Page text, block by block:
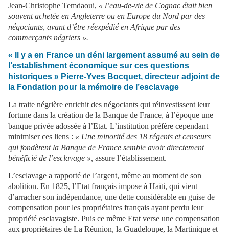
Jean-Christophe Temdaoui, « l’eau-de-vie de Cognac était bien
souvent achetée en Angleterre ou en Europe du Nord par des
négociants, avant d’être réexpédié en Afrique par des
commerçants négriers ».
« Il y a en France un déni largement assumé au sein de
l’establishment économique sur ces questions
historiques » Pierre-Yves Bocquet, directeur adjoint de
la Fondation pour la mémoire de l’esclavage
La traite négrière enrichit des négociants qui réinvestissent leur
fortune dans la création de la Banque de France, à l’époque une
banque privée adossée à l’Etat. L’institution préfère cependant
minimiser ces liens : « Une minorité des 18 régents et censeurs
qui fondèrent la Banque de France semble avoir directement
bénéficié de l’esclavage », assure l’établissement.
L’esclavage a rapporté de l’argent, même au moment de son
abolition. En 1825, l’Etat français impose à Haïti, qui vient
d’arracher son indépendance, une dette considérable en guise de
compensation pour les propriétaires français ayant perdu leur
propriété esclavagiste. Puis ce même Etat verse une compensation
aux propriétaires de La Réunion, la Guadeloupe, la Martinique et